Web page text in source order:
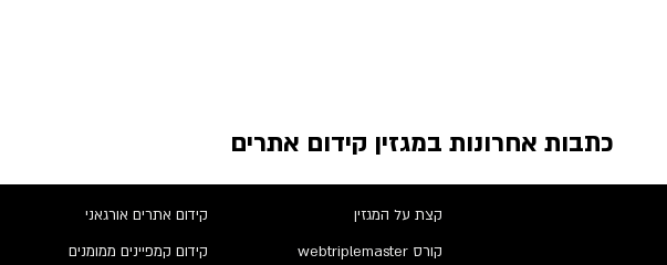
כתבות אחרונות במגזין קידום אתרים
קידום אתרים אורגאני
קידום קמפיינים ממומנים
קצת על המגזין
קורס webtriplemaster